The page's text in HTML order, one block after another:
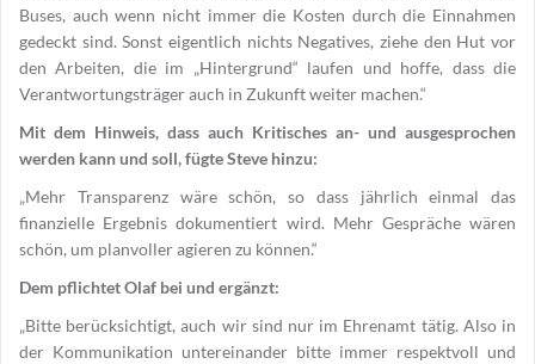
Buses, auch wenn nicht immer die Kosten durch die Einnahmen
gedeckt sind. Sonst eigentlich nichts Negatives, ziehe den Hut vor
den Arbeiten, die im „Hintergrund“ laufen und hoffe, dass die
Verantwortungsträger auch in Zukunft weiter machen.“
Mit dem Hinweis, dass auch Kritisches an- und ausgesprochen
werden kann und soll, fügte Steve hinzu:
„Mehr Transparenz wäre schön, so dass jährlich einmal das
finanzielle Ergebnis dokumentiert wird. Mehr Gespräche wären
schön, um planvoller agieren zu können.“
Dem pflichtet Olaf bei und ergänzt:
„Bitte berücksichtigt, auch wir sind nur im Ehrenamt tätig. Also in
der Kommunikation untereinander bitte immer respektvoll und